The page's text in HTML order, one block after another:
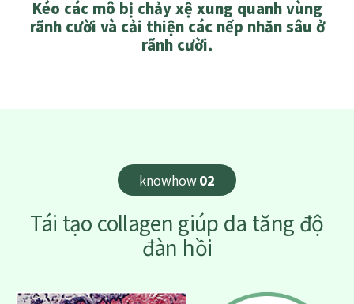
Kéo các mô bị chảy xệ xung quanh vùng
rãnh cười và cải thiện các nếp nhăn sâu ở
rãnh cười.
knowhow02
Tái tạo collagen giúp da tăng độ
đàn hồi